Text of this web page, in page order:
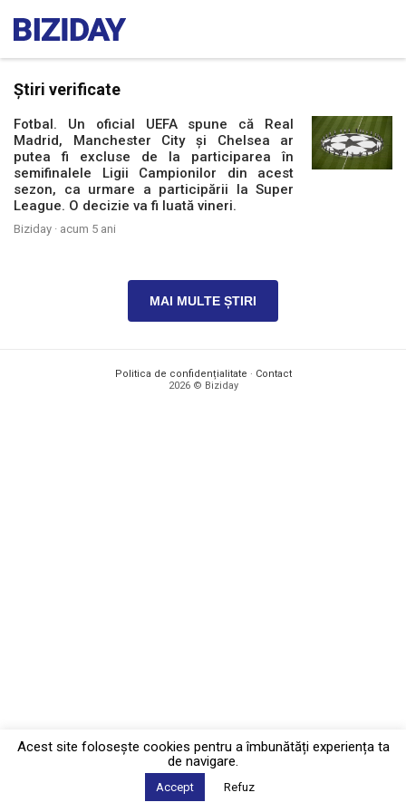
Știri verificate
Fotbal. Un oficial UEFA spune că Real
Madrid, Manchester City și Chelsea ar
putea fi excluse de la participarea în
semifinalele Ligii Campionilor din acest
sezon, ca urmare a participării la Super
League. O decizie va fi luată vineri.
Biziday · acum 5 ani
MAI MULTE ȘTIRI
Politica de confidențialitate · Contact
2026 © Biziday
Acest site foloseşte cookies pentru a îmbunătăți experiența ta
de navigare.
Accept Refuz